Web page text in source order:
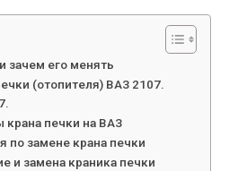
зачем его менять
(отопителя) ВАЗ 2107.
печки на ВАЗ
по замене крана печки
и замена краника печки